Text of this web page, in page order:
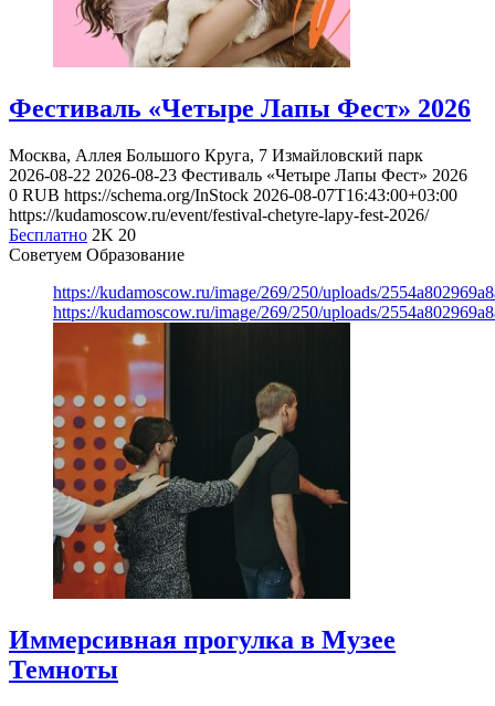
Фестиваль «Четыре Лапы Фест» 2026
Москва, Аллея Большого Круга, 7 Измайловский парк
2026-08-22 2026-08-23 Фестиваль «Четыре Лапы Фест» 2026
0 RUB https://schema.org/InStock 2026-08-07T16:43:00+03:00
https://kudamoscow.ru/event/festival-chetyre-lapy-fest-2026/
Бесплатно 2K 20
Советуем Образование
https://kudamoscow.ru/image/269/250/uploads/
https://kudamoscow.ru/image/269/250/uploads/
Иммерсивная прогулка в Музее
Темноты